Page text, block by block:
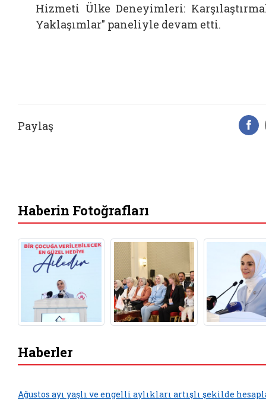
Hizmeti Ülke Deneyimleri:
Yaklaşımlar" paneliyle devam etti.
Paylaş
Haberin Fotoğrafları
Haberler
Ağustos ayı yaşlı ve engelli aylıkları artışlı şekilde